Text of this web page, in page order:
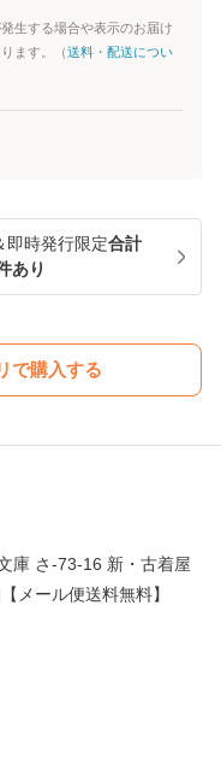
生する場合や表示のお届け
ます。（送料・配送につい
即時発行限定合計
あり
で購入する
庫 さ-73-16 新・古着屋
メール便送料無料】